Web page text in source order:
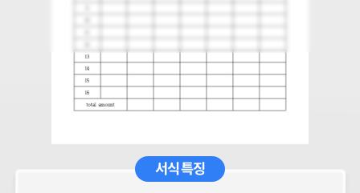
서식 특징